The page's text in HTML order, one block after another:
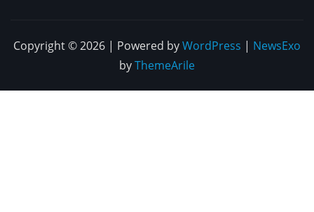
Copyright © 2026 | Powered byWordPress | NewsExo
byThemeArile